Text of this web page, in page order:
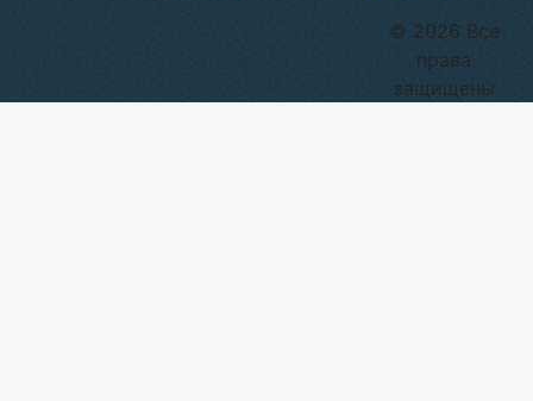
© 2026 Все
права
защищены